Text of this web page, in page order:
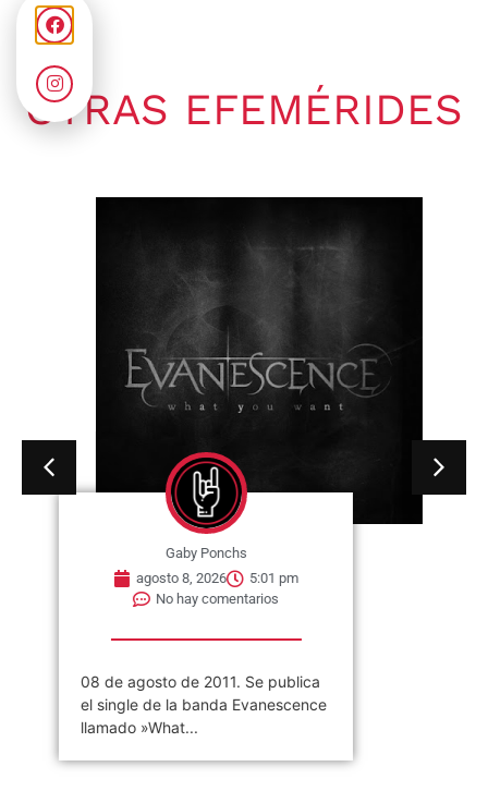
OTRAS EFEMÉRIDES
Gaby Ponchs
agosto 8, 2026
5:01 pm
No hay comentarios
08 de agosto de 2011. Se publica
el single de la banda Evanescence
llamado »What...